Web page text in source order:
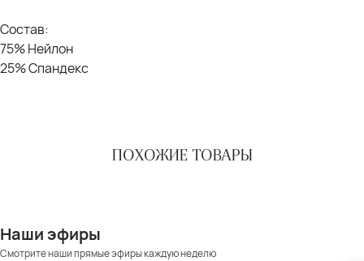
Состав:
75% Нейлон
25% Спандекс
ПОХОЖИЕ ТОВАРЫ
Наши эфиры
Смотрите наши прямые эфиры каждую неделю